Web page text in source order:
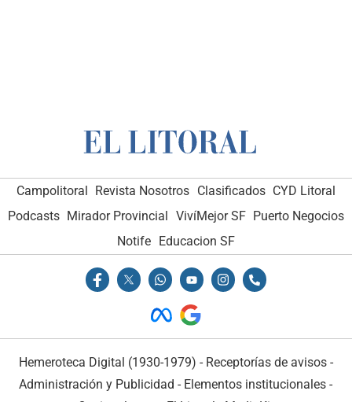
Campolitoral Revista Nosotros Clasificados CYD Litoral
Podcasts Mirador Provincial VivíMejor SF Puerto Negocios
Notife
Educacion SF
Hemeroteca Digital (1930-1979) - Receptorías de avisos -
Administración y Publicidad - Elementos institucionales -